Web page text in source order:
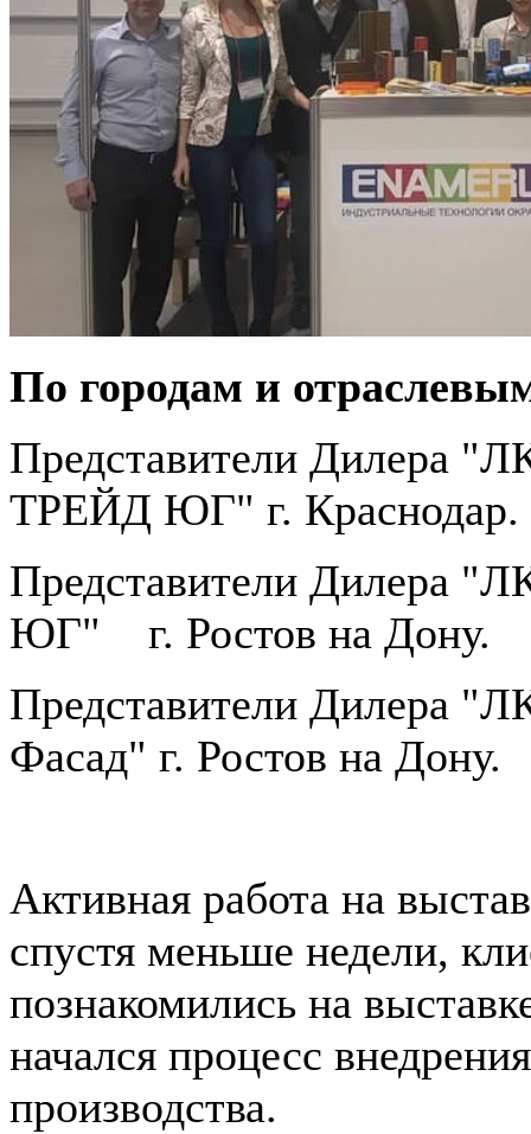
По городам и
Представители
ТРЕЙД ЮГ" г. Краснодар.
Представители
ЮГ" г. Ростов на Дону.
Представители Дилера
Фасад" г. Ростов на Дону.
Активная работа на
спустя меньше недели,
познакомились на
начался процесс
производства.